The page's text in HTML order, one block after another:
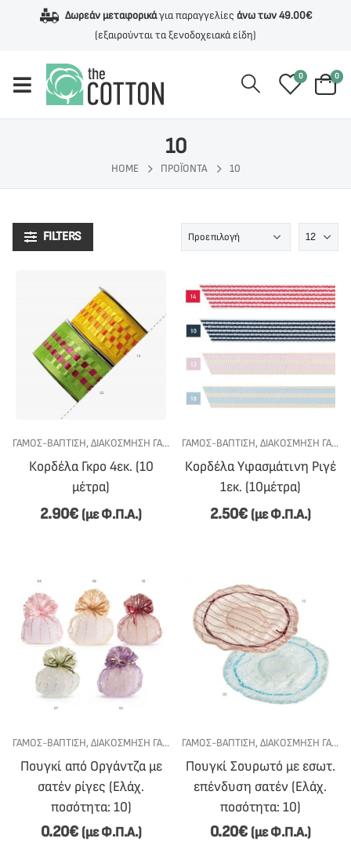
Δωρεάν μεταφορικάγια παραγγελίες άνω των 49.00€
(εξαιρούνται τα ξενοδοχειακά είδη)
0 0
10
HOME ΠΡΟΪΌΝΤΑ 10
FILTERS
ΓΆΜΟΣ-ΒΆΠΤΙΣΗ,ΔΙΑΚΌΣΜΗΣΗ ΓΆΜΟΥ-ΒΆΠΤΙΣΗΣ ,ΚΟΡΔΈΛΕΣ,ΥΛΙΚΆ - DIY
Κορδέλα Γκρο 4εκ. (10
μέτρα)
2.90€ (με Φ.Π.Α.)
ΓΆΜΟΣ-ΒΆΠΤΙΣΗ,ΔΙΑΚΌΣΜΗΣΗ ΓΆΜΟΥ-ΒΆΠΤΙΣΗΣ
Κορδέλα Υφασμάτινη Ριγέ
1εκ. (10μέτρα)
2.50€ (με Φ.Π.Α.)
ΓΆΜΟΣ-ΒΆΠΤΙΣΗ,ΔΙΑΚΌΣΜΗΣΗ ΓΆΜΟΥ-ΒΆΠΤΙΣΗΣ ,ΠΟΥΓΚΙΆ - ΜΑΝΤΉΛΙΑ
Πουγκί από Οργάντζα με
σατέν ρίγες (Ελάχ.
ποσότητα: 10)
0.20€ (με Φ.Π.Α.)
ΓΆΜΟΣ-ΒΆΠΤΙΣΗ,ΔΙΑΚΌΣΜΗΣΗ ΓΆΜΟΥ-ΒΆΠΤΙΣΗΣ
Πουγκί Σουρωτό με εσωτ.
επένδυση σατέν (Ελάχ.
ποσότητα: 10)
0.20€ (με Φ.Π.Α.)